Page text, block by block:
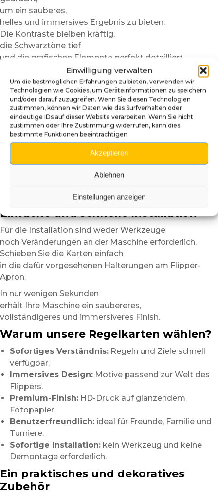
Einwilligung verwalten
Um die bestmöglichen Erfahrungen zu bieten, verwenden wir
Technologien wie Cookies, um Geräteinformationen zu speichern
und/oder darauf zuzugreifen. Wenn Sie diesen Technologien
zustimmen, können wir Daten wie das Surfverhalten oder
eindeutige IDs auf dieser Website verarbeiten. Wenn Sie nicht
zustimmen oder Ihre Zustimmung widerrufen, kann dies
bestimmte Funktionen beeinträchtigen.
Akzeptieren
Ablehnen
Einstellungen anzeigen
um ein sauberes,
helles und immersives Ergebnis zu bieten.
Die Kontraste bleiben kräftig,
die Schwarztöne tief
und die grafischen Elemente perfekt detailliert.
Jedes Motiv wird so gestaltet,
dass es perfekt mit dem Thema des Flippers
harmoniert.
Das Ergebnis sorgt für ein professionelleres Finish
und verbessert sofort die allgemeine Optik des
Aprons.
Das verwendete Fotopapier bietet außerdem
eine gute Stabilität
und eine angenehme Handhabung im Alltag.
austauschen oder bei Bedarf reinigen.
Einfache und schnelle Installation
Für die Installation sind weder Werkzeuge
noch Veränderungen an der Maschine erforderlich.
Schieben Sie die Karten einfach
in die dafür vorgesehenen Halterungen am Flipper-
Apron.
In nur wenigen Sekunden
erhält Ihre Maschine ein saubereres,
vollständigeres und immersiveres Finish.
Warum unsere Regelkarten wählen?
Sofortiges Verständnis: Regeln und Ziele schnell
verfügbar.
Immersives Design: Motive passend zur Welt des
Flippers.
Premium-Finish: HD-Druck auf glänzendem
Fotopapier.
Benutzerfreundlich: ideal für Freunde, Familie und
Turniere.
Sofortige Installation: kein Werkzeug und keine
Demontage erforderlich.
Ein praktisches und dekoratives
Zubehör